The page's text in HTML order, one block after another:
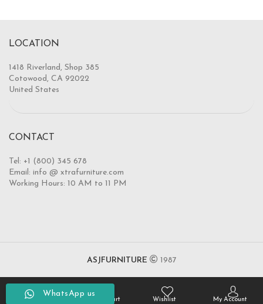
LOCATION
1418 Riverland, Shop 385
Cotowood, CA 92022
United States
CONTACT
Tel: +1 (800) 345 678
Email: info @ xtrafurniture.com
Working Hours: 10 AM to 11 PM
ASJFURNITURE 1987
Home Shopping Cart Wishlist My Account
WhatsApp us